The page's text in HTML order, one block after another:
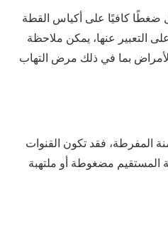
ضغطًا كافيًا على أكياس القطة
التعبير عنها، يمكن ملاحظة
بما في ذلك مرض التهاب
المفرطة، فقد تكون القنوات
المستقيم مضغوطة أو ملتهبة